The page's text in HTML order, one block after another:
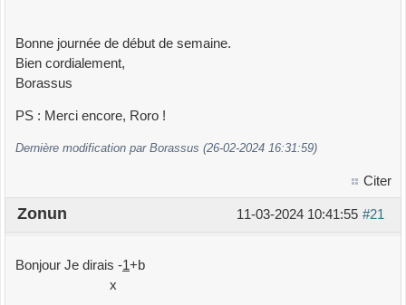
Bonne journée de début de semaine.
Bien cordialement,
Borassus
PS : Merci encore, Roro !
Dernière modification par Borassus (26-02-2024 16:31:59)
Citer
#21
11-03-2024 10:41:55
Zonun
Bonjour Je dirais -1+b
x